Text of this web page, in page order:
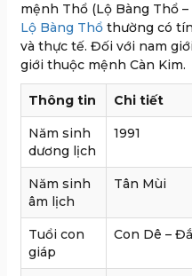
mệnh Thổ (Lộ Bàng Thổ
Lộ Bàng Thổ thường có
và thực tế. Đối với nam
giới thuộc mệnh Càn Kim.
Thông tin Chi tiết
Năm sinh
dương lịch
1991
Năm sinh
âm lịch
Tân Mùi
Tuổi con
giáp
Con Dê –